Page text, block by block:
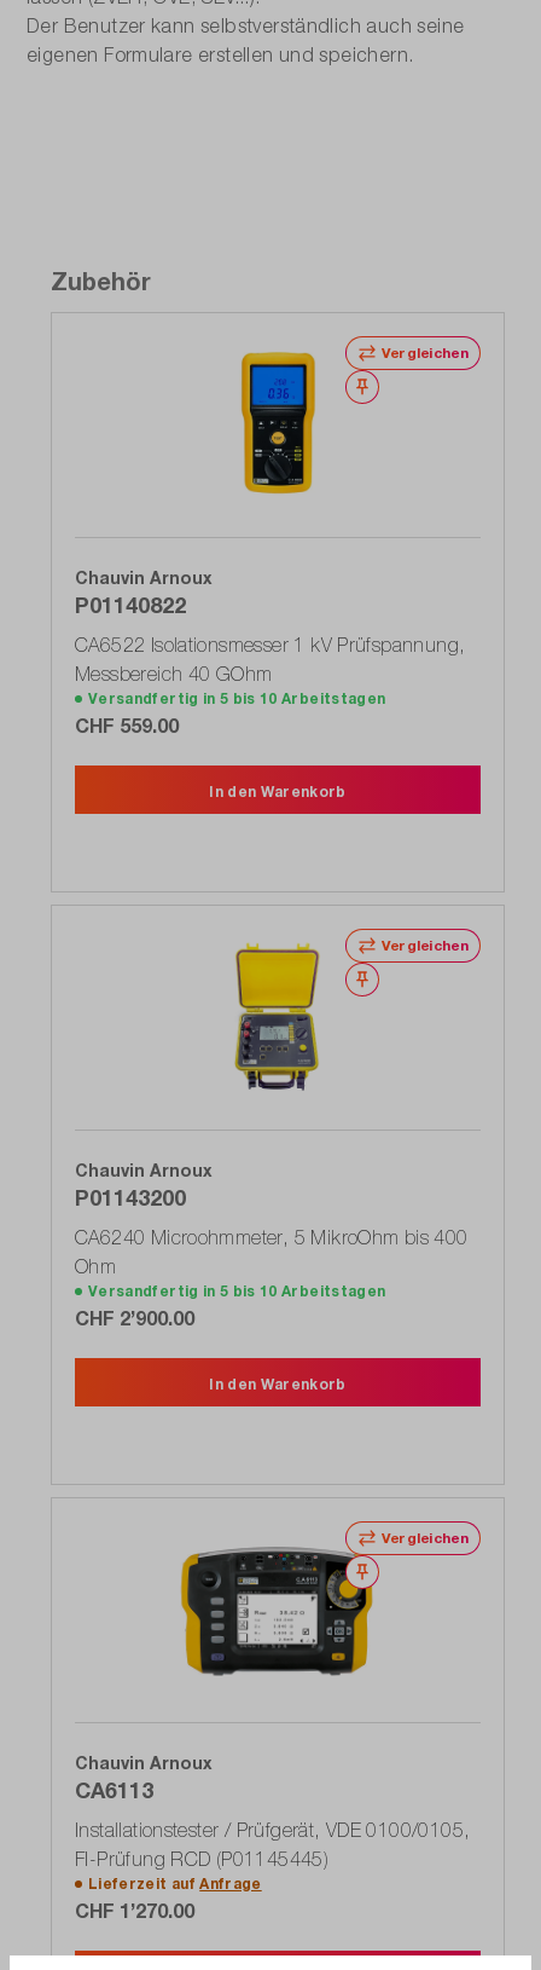
Der Benutzer kann selbstverständlich auch seine
eigenen Formulare erstellen und speichern.
Zubehör
Vergleichen
Merken
Chauvin Arnoux
P01140822
CA6522 Isolationsmesser 1 kV Prüfspannung,
Messbereich 40 GOhm
Versandfertig in 5 bis 10 Arbeitstagen
CHF 559.00
In den Warenkorb
Vergleichen
Merken
Chauvin Arnoux
P01143200
CA6240 Microohmmeter, 5 MikroOhm bis 400
Ohm
Versandfertig in 5 bis 10 Arbeitstagen
CHF 2’900.00
In den Warenkorb
Vergleichen
Merken
Chauvin Arnoux
CA6113
Installationstester / Prüfgerät, VDE 0100/0105,
FI-Prüfung RCD (P01145445)
Lieferzeit aufAnfrage
CHF 1’270.00